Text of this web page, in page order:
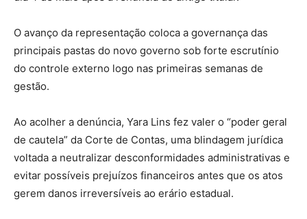
O avanço da representação coloca a governança das
principais pastas do novo governo sob forte escrutínio
do controle externo logo nas primeiras semanas de
gestão.
Ao acolher a denúncia, Yara Lins fez valer o “poder geral
de cautela” da Corte de Contas, uma blindagem jurídica
voltada a neutralizar desconformidades administrativas e
evitar possíveis prejuízos financeiros antes que os atos
gerem danos irreversíveis ao erário estadual.